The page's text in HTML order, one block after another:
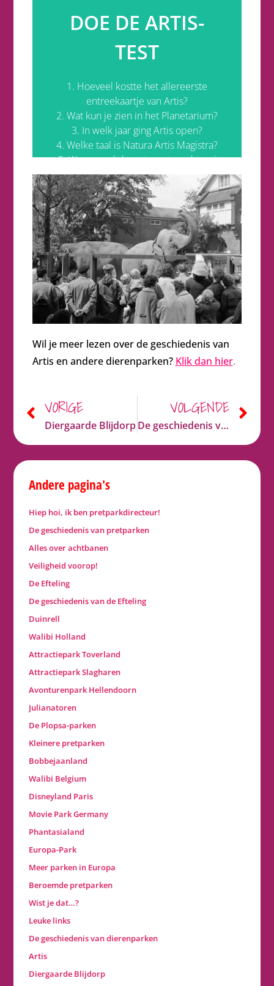
DOE DE ARTIS-
TEST
1. Hoeveel kostte het allereerste
entreekaartje van Artis?
2. Wat kun je zien in het Planetarium?
3. In welk jaar ging Artis open?
4. Welke taal is Natura Artis Magistra?
5. Waar werd de ontsnapte rode vari
teruggevonden?
Antwoorden
1. 25 guldencent
2. Je kunt er de sterrenhemel zien, en
3. In 1838
5. In een parkeergarage
Wil je meer lezen over de geschiedenis van
Artis en andere dierenparken? Klik dan hier.
VORIGE
Diergaarde Blijdorp
VOLGENDE
De geschiedenis van dierenparken
Andere pagina's
Hiep hoi, ik ben pretparkdirecteur!
De geschiedenis van pretparken
Alles over achtbanen
Veiligheid voorop!
De Efteling
De geschiedenis van de Efteling
Duinrell
Walibi Holland
Attractiepark Toverland
Attractiepark Slagharen
Avonturenpark Hellendoorn
Julianatoren
De Plopsa-parken
Kleinere pretparken
Bobbejaanland
Walibi Belgium
Disneyland Paris
Movie Park Germany
Phantasialand
Europa-Park
Meer parken in Europa
Beroemde pretparken
Wist je dat…?
Leuke links
De geschiedenis van dierenparken
Artis
Diergaarde Blijdorp